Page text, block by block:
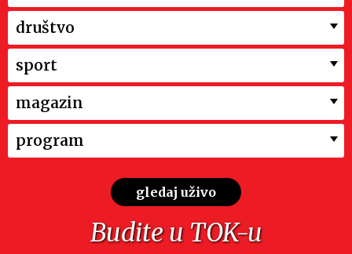
društvo
sport
magazin
program
gledaj uživo
Budite u TOK-u